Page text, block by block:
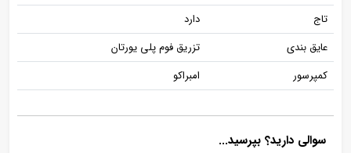
تاج
دارد
عایق بندی
تزریق فوم پلی یورتان
کمپرسور
امبراکو
سوالی دارید؟ بپرسید...